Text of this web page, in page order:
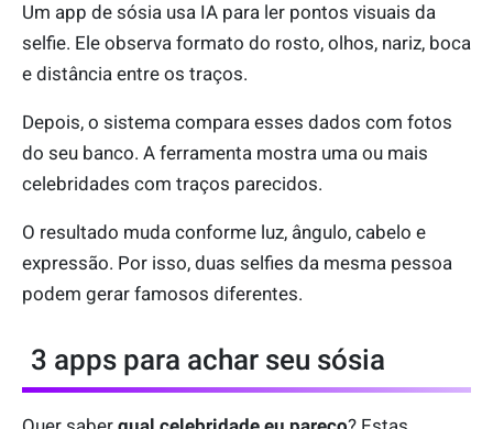
Um app de sósia usa IA para ler pontos visuais da
selfie. Ele observa formato do rosto, olhos, nariz, boca
e distância entre os traços.
Depois, o sistema compara esses dados com fotos
do seu banco. A ferramenta mostra uma ou mais
celebridades com traços parecidos.
O resultado muda conforme luz, ângulo, cabelo e
expressão. Por isso, duas selfies da mesma pessoa
podem gerar famosos diferentes.
3 apps para achar seu sósia